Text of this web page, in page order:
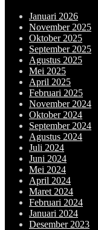
Januari 2026
November 2025
Oktober 2025
September 2025
Agustus 2025
Mei 2025
April 2025
Februari 2025
November 2024
Oktober 2024
September 2024
Agustus 2024
Juli 2024
Juni 2024
Mei 2024
April 2024
Maret 2024
Februari 2024
Januari 2024
Desember 2023